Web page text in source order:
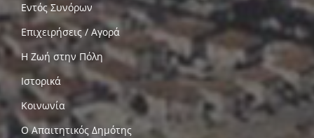
Εντός Συνόρων
Επιχειρήσεις / Αγορά
Η Ζωή στην Πόλη
Ιστορικά
Κοινωνία
Ο Απαιτητικός Δημότης